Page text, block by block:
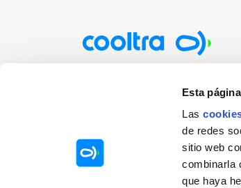
Esta
Las
de redes
sitio web
combinarla
que haya
Alquiler por minutos / horas
Alquiler por meses